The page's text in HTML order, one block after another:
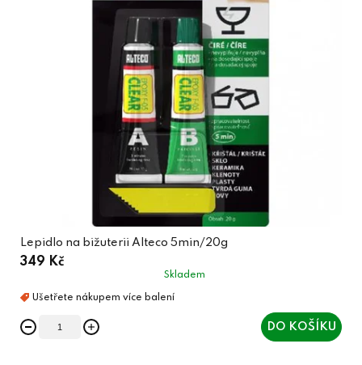
Lepidlo na bižuterii Alteco 5min/20g
349 Kč
Skladem
DO KOŠÍKU